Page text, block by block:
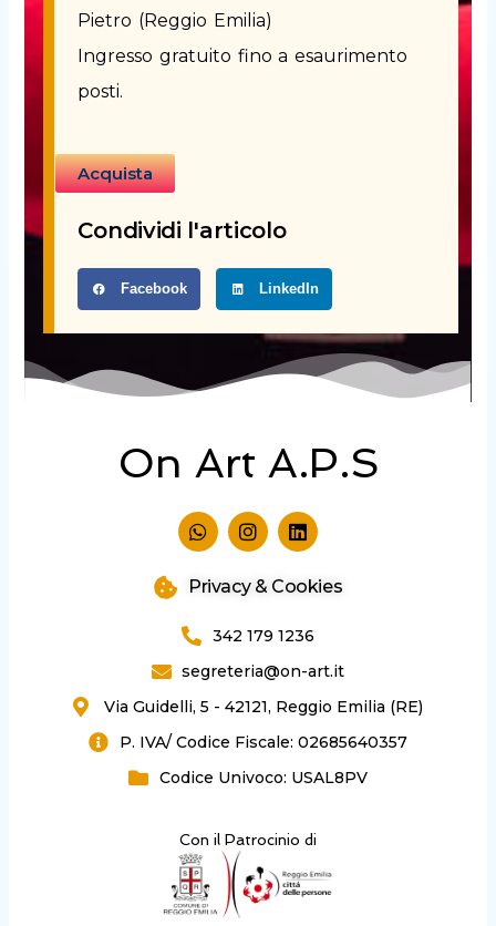
Pietro (Reggio Emilia)
Ingresso gratuito fino a esaurimento
posti.
Acquista
Condividi l'articolo
Facebook LinkedIn
On Art A.P.S
W
h
t
p
I
n
t
a
r
a
m
L
i
k
i
Privacy & Cookies
342 179 1236
segreteria@on-art.it
Via Guidelli, 5 - 42121, Reggio Emilia (RE)
P. IVA/ Codice Fiscale: 02685640357
Codice Univoco: USAL8PV
Con il Patrocinio di